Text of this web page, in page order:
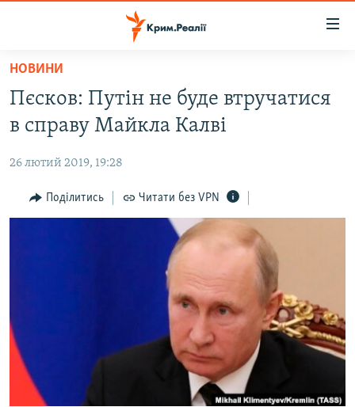
Перейти
основного
матеріалу
Перейти
до
навігації
Перейти
ВІДЕО ТА ФОТО
ПОЛІТИКА
БЛОГИ
ВІДЕОУРОКИ «ELIFBE»
СВІДЧЕННЯ ОКУПАЦІЇ
ЯК ОБІЙТИ БЛОКУВАННЯ
Русский
НОВИНИ
Пєсков: Путін не буде втручатися
в справу Майкла Калві
26 лютий 2019, 19:28
Поділитись Читати без VPN